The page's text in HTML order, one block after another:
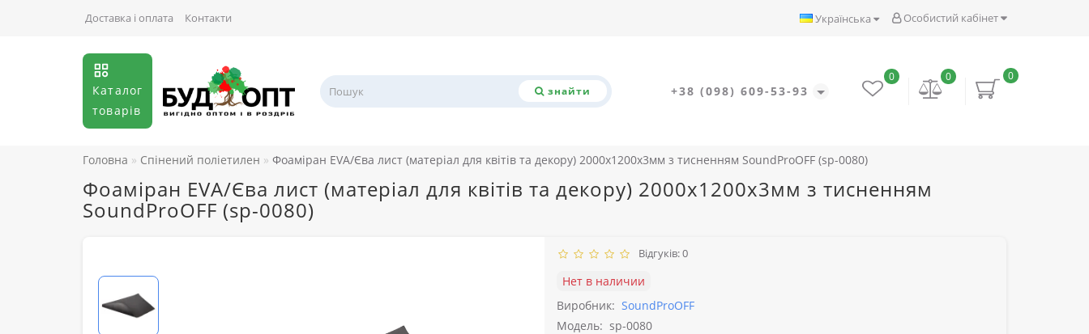
Особистий кабінет
Українська
Доставка і оплата Контакти
Каталог
товарів
знайти +38 (098) 609-53-93
0
0
0
Головна Спінений поліетилен Фоаміран EVA/Єва лист (матеріал для квітів та декору) 2000x1200x3мм з тисненням SoundProOFF (sp-0080)
Фоаміран EVA/Єва лист (матеріал для квітів та декору) 2000x1200x3мм з тисненням
SoundProOFF (sp-0080)
Відгуків: 0
Нет в наличии
Виробник: SoundProOFF
Модель: sp-0080